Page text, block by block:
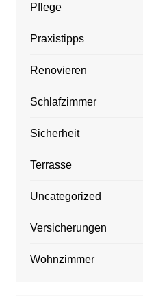
Pflege
Praxistipps
Renovieren
Schlafzimmer
Sicherheit
Terrasse
Uncategorized
Versicherungen
Wohnzimmer